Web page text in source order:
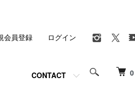
0
CONTACT
会員登録 ログイン